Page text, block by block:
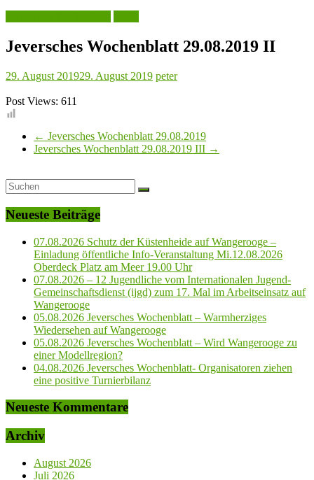
Jeversches Wochenblatt 29.08.2019 II
29. August 201929. August 2019 peter
Post Views: 611
← Jeversches Wochenblatt 29.08.2019
Jeversches Wochenblatt 29.08.2019 III →
Neueste Beiträge
07.08.2026 Schutz der Küstenheide auf Wangerooge –
Einladung öffentliche Info-Veranstaltung Mi.12.08.2026
Oberdeck Platz am Meer 19.00 Uhr
07.08.2026 – 12 Jugendliche vom Internationalen Jugend-
Gemeinschaftsdienst (ijgd) zum 17. Mal im Arbeitseinsatz auf
Wangerooge
05.08.2026 Jeversches Wochenblatt – Warmherziges
Wiedersehen auf Wangerooge
05.08.2026 Jeversches Wochenblatt – Wird Wangerooge zu
einer Modellregion?
04.08.2026 Jeversches Wochenblatt- Organisatoren ziehen
eine positive Turnierbilanz
Neueste Kommentare
Archiv
August 2026
Juli 2026